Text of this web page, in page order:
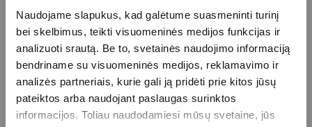
Naudojame slapukus, kad galėtume suasmeninti turinį
bei skelbimus, teikti visuomeninės medijos funkcijas ir
analizuoti srautą. Be to, svetainės naudojimo informaciją
bendriname su visuomeninės medijos, reklamavimo ir
analizės partneriais, kurie gali ją pridėti prie kitos jūsų
pateiktos arba naudojant paslaugas surinktos
informacijos. Toliau naudodamiesi mūsų svetaine, jūs